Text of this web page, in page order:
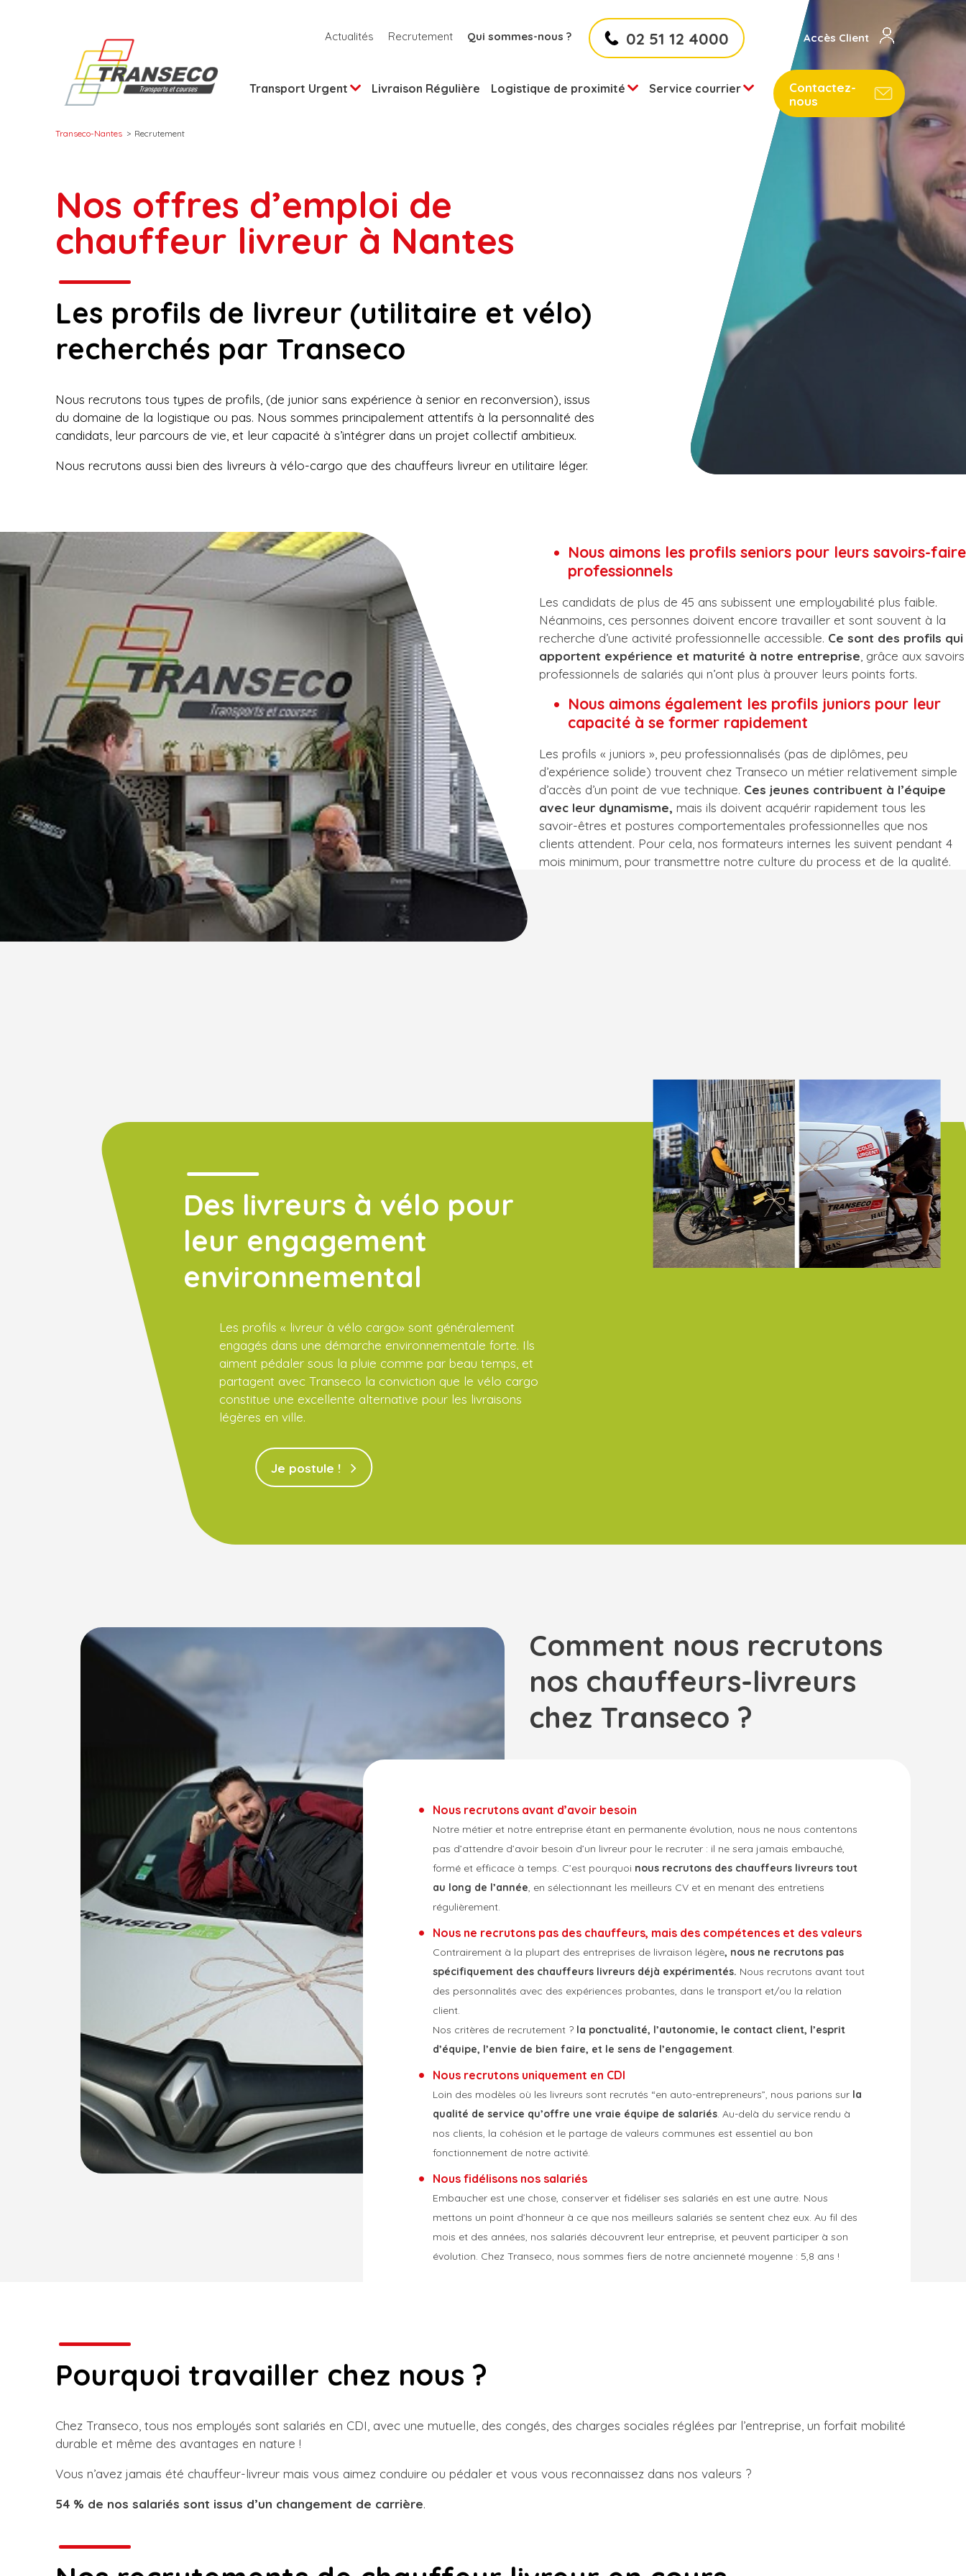
Actualités Recrutement Qui sommes-nous ? 02 51 12 4000 Accès Client
Transport Urgent
Transport urgent à vélo
Livraison Régulière Logistique de proximité
Logistiques des start-ups
Organiser sa logistique
Service courrier
Remise matinale
Contactez-
nous
Transeco-Nantes > Recrutement
Nos offres d’emploi de
chauffeur livreur à Nantes
Les profils de livreur (utilitaire et vélo)
recherchés par Transeco
Nous recrutons tous types de profils, (de junior sans expérience à senior en reconversion), issus
du domaine de la logistique ou pas. Nous sommes principalement attentifs à la personnalité des
candidats, leur parcours de vie, et leur capacité à s’intégrer dans un projet collectif ambitieux.
Nous recrutons aussi bien des livreurs à vélo-cargo que des chauffeurs livreur en utilitaire léger.
Nous aimons les profils seniors pour leurs savoirs-faire
professionnels
Les candidats de plus de 45 ans subissent une employabilité plus faible.
Néanmoins, ces personnes doivent encore travailler et sont souvent à la
recherche d’une activité professionnelle accessible. Ce sont des profils qui
apportent expérience et maturité à notre entreprise , grâce aux savoirs
professionnels de salariés qui n’ont plus à prouver leurs points forts.
Nous aimons également les profils juniors pour leur
capacité à se former rapidement
Les profils « juniors », peu professionnalisés (pas de diplômes, peu
d’expérience solide) trouvent chez Transeco un métier relativement simple
d’accès d’un point de vue technique. Ces jeunes contribuent à l’équipe
avec leur dynamisme, mais ils doivent acquérir rapidement tous les
savoir-êtres et postures comportementales professionnelles que nos
clients attendent. Pour cela, nos formateurs internes les suivent pendant 4
mois minimum, pour transmettre notre culture du process et de la qualité.
Des livreurs à vélo pour
leur engagement
environnemental
Les profils « livreur à vélo cargo» sont généralement
engagés dans une démarche environnementale forte. Ils
aiment pédaler sous la pluie comme par beau temps, et
partagent avec Transeco la conviction que le vélo cargo
constitue une excellente alternative pour les livraisons
légères en ville.
Je postule !
Comment nous recrutons
nos chauffeurs-livreurs
chez Transeco ?
Nous recrutons avant d’avoir besoin
Notre métier et notre entreprise étant en permanente évolution, nous ne nous contentons
pas d’attendre d’avoir besoin d’un livreur pour le recruter : il ne sera jamais embauché,
formé et efficace à temps. C’est pourquoi nous recrutons des chauffeurs livreurs tout
au long de l’année , en sélectionnant les meilleurs CV et en menant des entretiens
régulièrement.
Nous ne recrutons pas des chauffeurs, mais des compétences et des valeurs
Contrairement à la plupart des entreprises de livraison légère, nous ne recrutons pas
spécifiquement des chauffeurs livreurs déjà expérimentés. Nous recrutons avant tout
des personnalités avec des expériences probantes, dans le transport et/ou la relation
client.
Nos critères de recrutement ? la ponctualité, l’autonomie, le contact client, l’esprit
d’équipe, l’envie de bien faire, et le sens de l’engagement.
Nous recrutons uniquement en CDI
Loin des modèles où les livreurs sont recrutés “en auto-entrepreneurs”, nous parions sur la
qualité de service qu’offre une vraie équipe de salariés. Au-delà du service rendu à
nos clients, la cohésion et le partage de valeurs communes est essentiel au bon
fonctionnement de notre activité.
Nous fidélisons nos salariés
Embaucher est une chose, conserver et fidéliser ses salariés en est une autre. Nous
mettons un point d’honneur à ce que nos meilleurs salariés se sentent chez eux. Au fil des
mois et des années, nos salariés découvrent leur entreprise, et peuvent participer à son
évolution. Chez Transeco, nous sommes fiers de notre ancienneté moyenne : 5,8 ans !
Pourquoi travailler chez nous ?
Chez Transeco, tous nos employés sont salariés en CDI, avec une mutuelle, des congés, des charges sociales réglées par l’entreprise, un forfait mobilité
durable et même des avantages en nature !
Vous n’avez jamais été chauffeur-livreur mais vous aimez conduire ou pédaler et vous vous reconnaissez dans nos valeurs ?
54 % de nos salariés sont issus d’un changement de carrière.